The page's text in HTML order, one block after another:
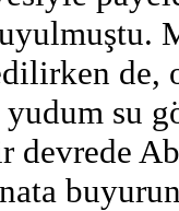
de,
su
devrede